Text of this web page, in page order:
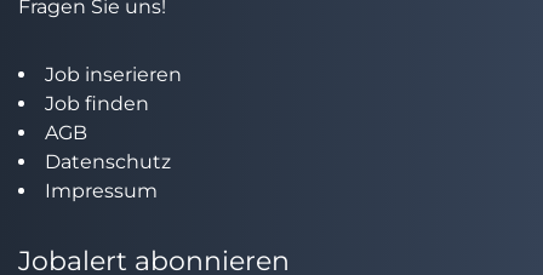
Fragen Sie uns!
Job inserieren
Job finden
AGB
Datenschutz
Impressum
Jobalert abonnieren